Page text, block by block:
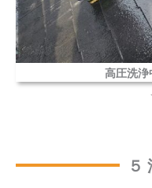
高圧洗浄
５